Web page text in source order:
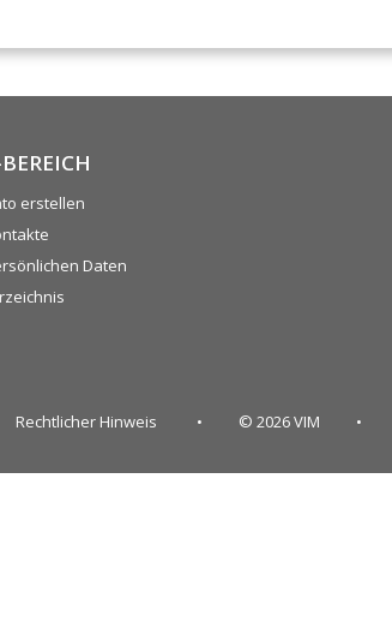
erstellen
Daten
Rechtlicher Hinweis © 2026 VIM